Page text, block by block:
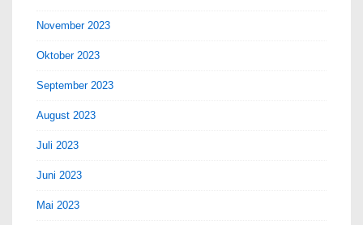
November 2023
Oktober 2023
September 2023
August 2023
Juli 2023
Juni 2023
Mai 2023